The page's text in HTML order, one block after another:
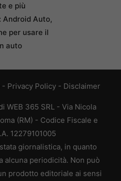
e più
Android Auto,
per usare il
auto
- Privacy Policy - Disclaimer
WEB 365 SRL - Via Nicola
(RM) - Codice Fiscale e
12279101005
giornalistica, in quanto
alcuna periodicità. Non può
prodotto editoriale ai sensi